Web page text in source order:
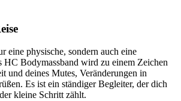
eine physische, sondern auch eine
HC Bodymassband wird zu einem Zeichen
und deines Mutes, Veränderungen in
Es ist ein ständiger Begleiter, der dich
kleine Schritt zählt.